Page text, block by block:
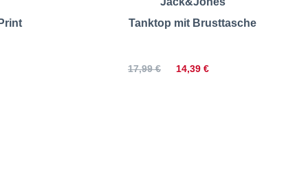
Tanktop mit Brusttasche
14,39 €
17,99 €